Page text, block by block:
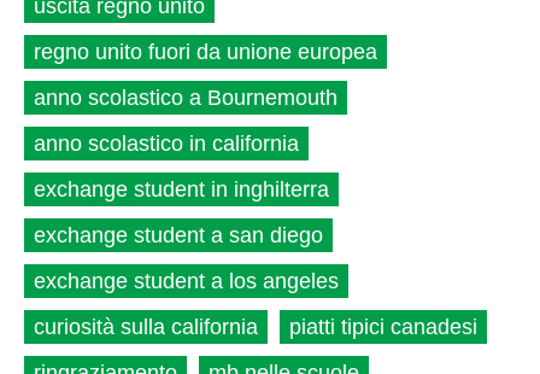
uscita regno unito
regno unito fuori da unione europea
anno scolastico a Bournemouth
anno scolastico in california
exchange student in inghilterra
exchange student a san diego
exchange student a los angeles
curiosità sulla california
piatti tipici canadesi